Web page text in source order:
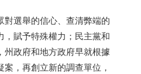
對選舉的信心、查清弊端的
，賦予特殊權力；民主黨和
州政府和地方政府早就根據
，再創立新的調查單位，